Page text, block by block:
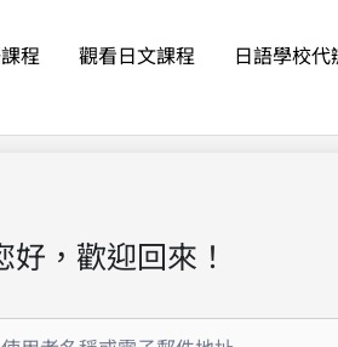
程 觀看日文課程 日語學校代
好，歡迎回來！